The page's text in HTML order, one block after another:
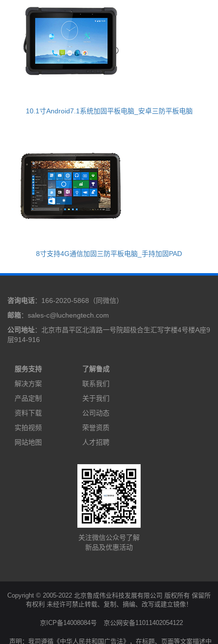
10.1寸Android7.1系统加固平板电脑_安卓三防平板电脑
8寸支持4G通信加固三防平板电脑_手持加固PAD
咨询电话：166-2020-5868（同微信）
邮箱：sales-c@luchengtech.com
公司地址：北京市昌平区北清路一号院超极合生汇写字楼4号楼A座9
层914-916
服务支持
解决方案
产品定制
资料下载
实拍视频
网站地图
了解鲁成
联系我们
关于我们
公司动态
荣誉资质
人才招聘
关注微信公众号了解
新品及优惠活动
Copyright © 2005-2022 北京鲁成伟业科技发展有限公司 版权所有 保留所
有权利 未经许可禁止转载、复制、摘编、改写或建立镜像！
京ICP备14008084号 京公网安备11011402054122
声明：我司遵循《中华人民共和国广告法》，在标题、页面等文案描述中